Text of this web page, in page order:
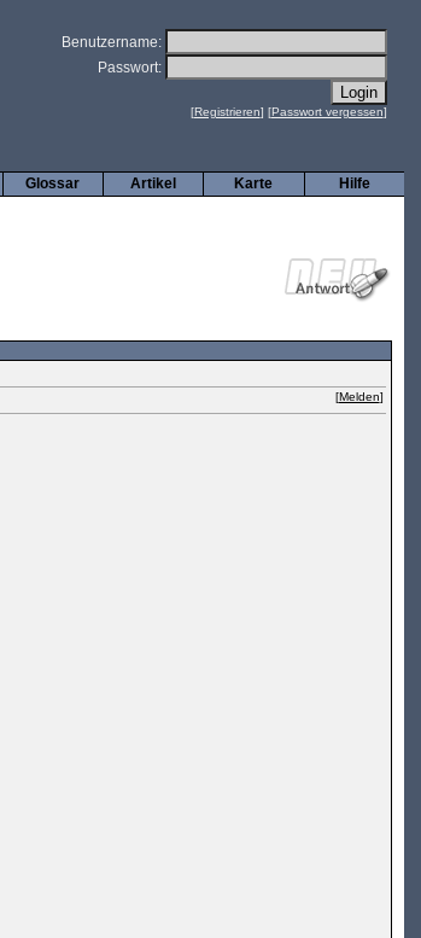
Benutzername:
Passwort:
[Registrieren] [Passwort vergessen]
Hilfe
Karte
Artikel
Glossar
[Melden]